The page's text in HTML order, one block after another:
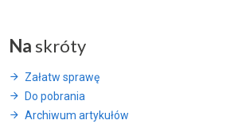
Na skróty
Załatw sprawę
Do pobrania
Archiwum artykułów